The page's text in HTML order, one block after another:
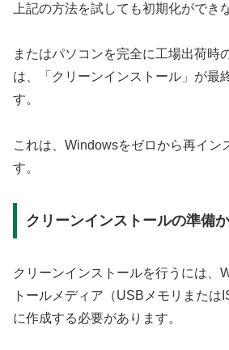
上記の方法を試しても初期化ができ
またはパソコンを完全に工場出荷時
は、「クリーンインストール」が最
す。
これは、Windowsをゼロから再イン
す。
クリーンインストールの準備
クリーンインストールを行うには、
トールメディア（USBメモリまたは
に作成する必要があります。